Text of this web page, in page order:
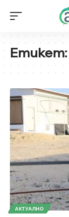
Етикет:
АКТУАЛНО